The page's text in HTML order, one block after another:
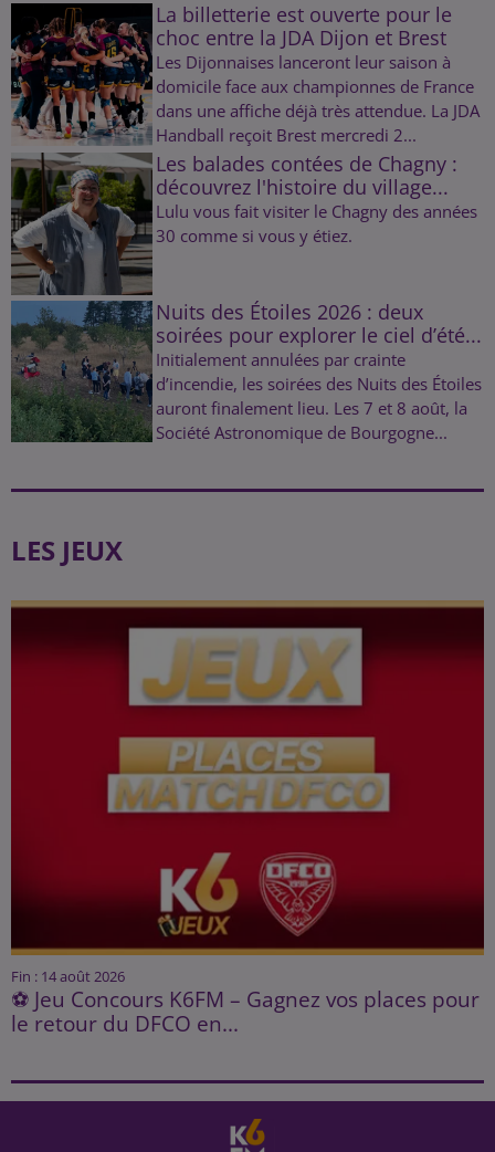
La billetterie est ouverte pour le
choc entre la JDA Dijon et Brest
Les Dijonnaises lanceront leur saison à
domicile face aux championnes de France
dans une affiche déjà très attendue. La JDA
Handball reçoit Brest mercredi 2...
Les balades contées de Chagny :
découvrez l'histoire du village...
Lulu vous fait visiter le Chagny des années
30 comme si vous y étiez.
Nuits des Étoiles 2026 : deux
soirées pour explorer le ciel d’été...
Initialement annulées par crainte
d’incendie, les soirées des Nuits des Étoiles
auront finalement lieu. Les 7 et 8 août, la
Société Astronomique de Bourgogne...
LES JEUX
Fin : 14 août 2026
⚽ Jeu Concours K6FM – Gagnez vos places pour
le retour du DFCO en...